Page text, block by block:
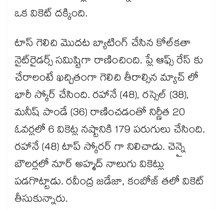
ఒక వికెట్ దక్కింది.
టాస్ గెలిచి మొదట బ్యాటింగ్ చేసిన కోల్‌‌‌‌‌‌‌‌‌‌‌‌‌‌‌‌‌‌‌‌‌‌‌‌‌‌‌‌‌‌‌‌‌‌‌‌‌‌‌‌‌‌‌‌‌‌‌‌‌‌‌‌‌‌‌‌‌‌‌‌‌‌‌‌‌‌‌‌‌‌‌‌‌‌‌‌‌‌‌‌‌‌‌‌‌‌‌‌‌‌‌‌‌‌‌‌‌‌‌‌‌‌‌‌‌‌‌‌‌‌‌‌‌‌‌‌‌‌‌‌‌‌‌‌‌‌‌‌‌‌‌‌‌‌‌‌‌‌‌‌‌‌‌‌‌‌‌‌‌‌‌‌‌‌‌‌‌‌‌‌‌‌‌‌‌‌‌‌‌‌‌‌‌‌‌‌‌‌‌‌‌‌‌‌‌‌‌‌‌‌‌‌‌‌‌‌‌‌‌‌‌‌‌‌‌‌‌‌‌‌‌‌‌‌‌‌‌‌‌‌‌‌‌‌‌‌‌‌‌‌‌‌‌‌‌‌‌‌‌‌‌‌‌‌‌‌‌‌‌‌‌‌‌‌‌‌‌‌‌‌‌‌‌‌‌‌‌‌‌‌‌‌‌‌‌‌‌‌‌‌‌‌‌‌‌‌‌‌‌‌‌‌‌‌‌‌‌‌‌‌‌‌‌‌‌‌‌‌‌‌‌‌‌‌‌‌‌‌‌‌‌‌‌‌‌‌‌‌‌‌‌‌‌‌‌‌‌‌‌‌‌‌‌‌‌‌‌‌‌‌‌‌‌‌‌‌‌‌‌‌‌‌‌‌‌‌‌‌‌‌‌‌‌‌‌‌‌‌‌‌‌‌‌‌‌‌‌‌‌‌‌‌‌‌‌‌‌‌‌‌‌‌‌‌‌‌‌‌‌‌‌‌‌‌‌‌‌‌‌‌‌‌‌‌‌‌‌‌‌‌‌‌‌‌‌‌‌‌‌‌‌‌‌‌‌‌‌‌‌‌‌‌‌‌‌‌‌‌‌‌‌‌‌‌‌‌‌‌‌‌‌‌‌‌‌‌‌‌‌‌‌‌‌‌‌‌‌‌‌‌‌‌‌‌‌‌‌‌‌‌‌‌‌‌‌‌‌‌‌‌‌‌కతా
నైట్‌‌‌‌‌‌‌‌‌‌‌‌‌‌‌‌‌‌‌‌‌‌‌‌‌‌‌‌‌‌‌‌‌‌‌‌‌‌‌‌‌‌‌‌‌‌‌‌‌‌‌‌‌‌‌‌‌‌‌‌‌‌‌‌‌‌‌‌‌‌‌‌‌‌‌‌‌‌‌‌‌‌‌‌‌‌‌‌‌‌‌‌‌‌‌‌‌‌‌‌‌‌‌‌‌‌‌‌‌‌‌‌‌‌‌‌‌‌‌‌‌‌‌‌‌‌‌‌‌‌‌‌‌‌‌‌‌‌‌‌‌‌‌‌‌‌‌‌‌‌‌‌‌‌‌‌‌‌‌‌‌‌‌‌‌‌‌‌‌‌‌‌‌‌‌‌‌‌‌‌‌‌‌‌‌‌‌‌‌‌‌‌‌‌‌‌‌‌‌‌‌‌‌‌‌‌‌‌‌‌‌‌‌‌‌‌‌‌‌‌‌‌‌‌‌‌‌‌‌‌‌‌‌‌‌‌‌‌‌‌‌‌‌‌‌‌‌‌‌‌‌‌‌‌‌‌‌‌‌‌‌‌‌‌‌‌‌‌‌‌‌‌‌‌‌‌‌‌‌‌‌‌‌‌‌‌‌‌‌‌‌‌‌‌‌‌‌‌‌‌‌‌‌‌‌‌‌‌‌‌‌‌‌‌‌‌‌‌‌‌‌‌‌‌‌‌‌‌‌‌‌‌‌‌‌‌‌‌‌‌‌‌‌‌‌‌‌‌‌‌‌‌‌‌‌‌‌‌‌‌‌‌‌‌‌‌‌‌‌‌‌‌‌‌‌‌‌‌‌‌‌‌‌‌‌‌‌‌‌‌‌‌‌‌‌‌‌‌‌‌‌‌‌‌‌‌‌‌‌‌‌‌‌‌‌‌‌‌‌‌‌‌‌‌‌‌‌‌‌‌‌‌‌‌‌‌‌‌‌‌‌‌‌‌‌‌‌‌‌‌‌‌‌‌‌‌‌‌‌‌‌‌‌‌‌‌‌‌‌‌‌‌‌‌‌‌‌‌‌‌‌‌‌‌‌‌‌‌‌‌‌‌‌‌‌‌‌‌‌‌‌‌‌‌‌‌‌‌‌‌‌‌రైడర్స్‌‌‌‌‌‌‌‌‌‌‌‌‌‌‌‌‌‌‌‌‌‌‌‌‌‌‌‌‌‌‌‌‌‌‌‌‌‌‌‌‌‌‌‌‌‌‌‌‌‌‌‌‌‌‌‌‌‌‌‌‌‌‌‌‌‌‌‌‌‌‌‌‌‌‌‌‌‌‌‌‌‌‌‌‌‌‌‌‌‌‌‌‌‌‌‌‌‌‌‌‌‌‌‌‌‌‌‌‌‌‌‌‌‌‌‌‌‌‌‌‌‌‌‌‌‌‌‌‌‌‌‌‌‌‌‌‌‌‌‌‌‌‌‌‌‌‌‌‌‌‌‌‌‌‌‌‌‌‌‌‌‌‌‌‌‌‌‌‌‌‌‌‌‌‌‌‌‌‌‌‌‌‌‌‌‌‌‌‌‌‌‌‌‌‌‌‌‌‌‌‌‌‌‌‌‌‌‌‌‌‌‌‌‌‌‌‌‌‌‌‌‌‌‌‌‌‌‌‌‌‌‌‌‌‌‌‌‌‌‌‌‌‌‌‌‌‌‌‌‌‌‌‌‌‌‌‌‌‌‌‌‌‌‌‌‌‌‌‌‌‌‌‌‌‌‌‌‌‌‌‌‌‌‌‌‌‌‌‌‌‌‌‌‌‌‌‌‌‌‌‌‌‌‌‌‌‌‌‌‌‌‌‌‌‌‌‌‌‌‌‌‌‌‌‌‌‌‌‌‌‌‌‌‌‌‌‌‌‌‌‌‌‌‌‌‌‌‌‌‌‌‌‌‌‌‌‌‌‌‌‌‌‌‌‌‌‌‌‌‌‌‌‌‌‌‌‌‌‌‌‌‌‌‌‌‌‌‌‌‌‌‌‌‌‌‌‌‌‌‌‌‌‌‌‌‌‌‌‌‌‌‌‌‌‌‌‌‌‌‌‌‌‌‌‌‌‌‌‌‌‌‌‌‌‌‌‌‌‌‌‌‌‌‌‌‌‌‌‌‌‌‌‌‌‌‌‌‌‌‌‌‌‌‌‌‌‌‌‌‌‌‌‌‌‌‌‌‌‌‌‌‌‌‌‌‌‌‌‌‌‌‌‌‌‌‌‌‌‌‌‌‌‌‌‌‌‌‌‌‌‌‌ సమిష్టిగా రాణించింది. ప్లే ఆఫ్స్ రేస్ కు
చేరాలంటే ఖచ్చితంగా గెలిచి తీరాల్సిన మ్యాచ్ లో
భారీ స్కోర్ చేసింది. రహానే (48), రస్సెల్ (38),
మనీష్ పాండే (36) రాణించడంతో నిర్ణీత 20
ఓవర్లలో 6 వికెట్ల నష్టానికి 179 పరుగులు చేసింది.
రహానే (48) టాప్ స్కోరర్ గా నిలిచాడు. చెన్నై
బౌలర్లలో నూర్ అహ్మద్ నాలుగు వికెట్లు
పడగొట్టాడు. రవీంద్ర జడేజా, కంబోజ్ తలో వికెట్
తీసుకున్నారు.